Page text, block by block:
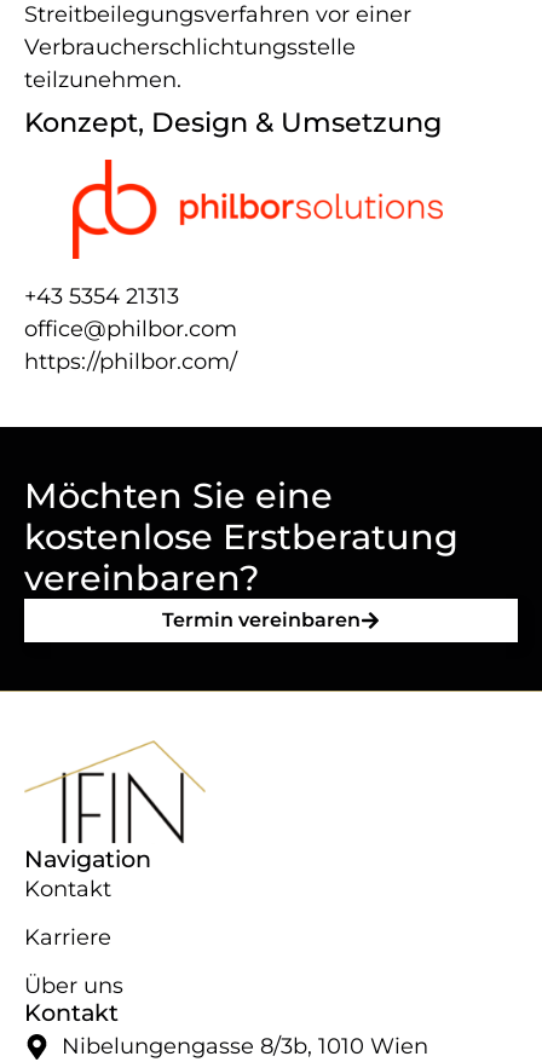
Streitbeilegungsverfahren vor einer
Verbraucherschlichtungsstelle
teilzunehmen.
Konzept, Design & Umsetzung
+43 5354 21313
office@​philbor.​com
https://​philbor​.com/
Möchten Sie eine
kostenlose Erstberatung
vereinbaren?
Termin vereinbaren
Navigation
Kontakt
Karriere
Über uns
Kontakt
Nibelungengasse 8/​3b, 1010 Wien